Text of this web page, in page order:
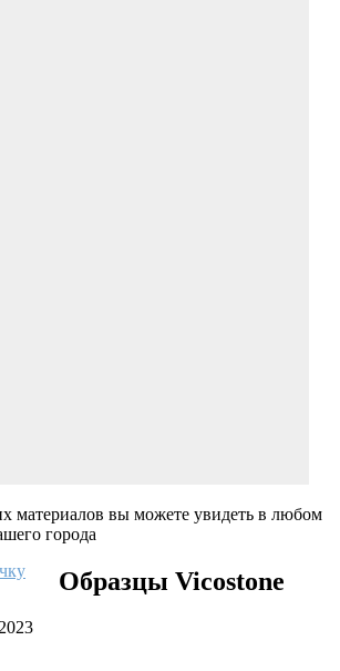
материалов вы можете увидеть в любом
города
Образцы Vicostone